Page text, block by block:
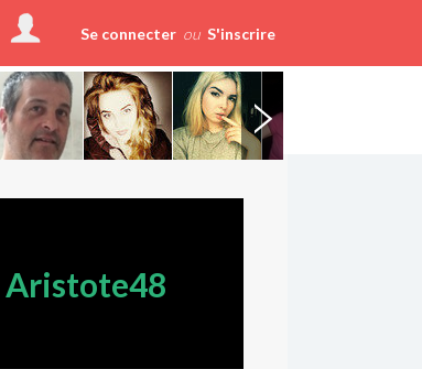
Se connecter ou S'inscrire
Aristote48